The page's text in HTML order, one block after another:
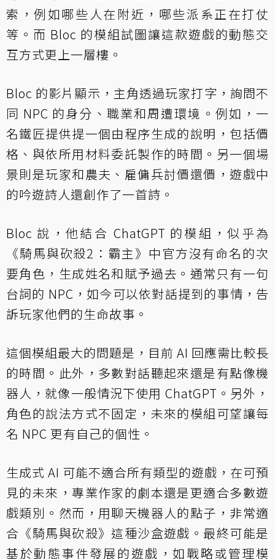
索，例如哪些人在附近，哪些派系正在打仗
等。而 Bloc 的模組試圖讓這款遊戲的動態交
互方式更上一層樓。
Bloc 的影片顯示，主角透過玩家打字，詢問不
同 NPC 的身分、職業和周遭環境。例如，一
名鐵匠提供提一個由程序生成的說明，包括價
格、與依所用材料委託製作的時間。另一個場
景則是玩家和農夫、雇傭兵討價還價，遊戲中
的吟遊詩人還創作了一首詩。
Bloc 說，他結合 ChatGPT 的模組，似乎為
《騎馬與砍殺2：霸主》中官方沒有命名的次
要角色，生成姓名和賦予過去。通常只有一句
台詞的 NPC，如今可以依對話提到的事情，告
訴玩家他們的生命故事。
這個模組最大的問題是，目前 AI 回應需比較長
的時間。此外，多數對話聽起來還是有點像機
器人，就像一般情況下使用 ChatGPT。另外，
角色的說法方式不固定，未來的模組可望讓每
名 NPC 更有自己的個性。
生成式 AI 可能不適合所有類型的遊戲，在可預
見的未來，專業作家的劇本還是更適合多數遊
戲類別。然而，用聊天機器人的點子，非常適
合《騎馬與砍殺》這種沙盒遊戲。最終可能是
基於動態事件發展的遊戲，如戰略或管理模